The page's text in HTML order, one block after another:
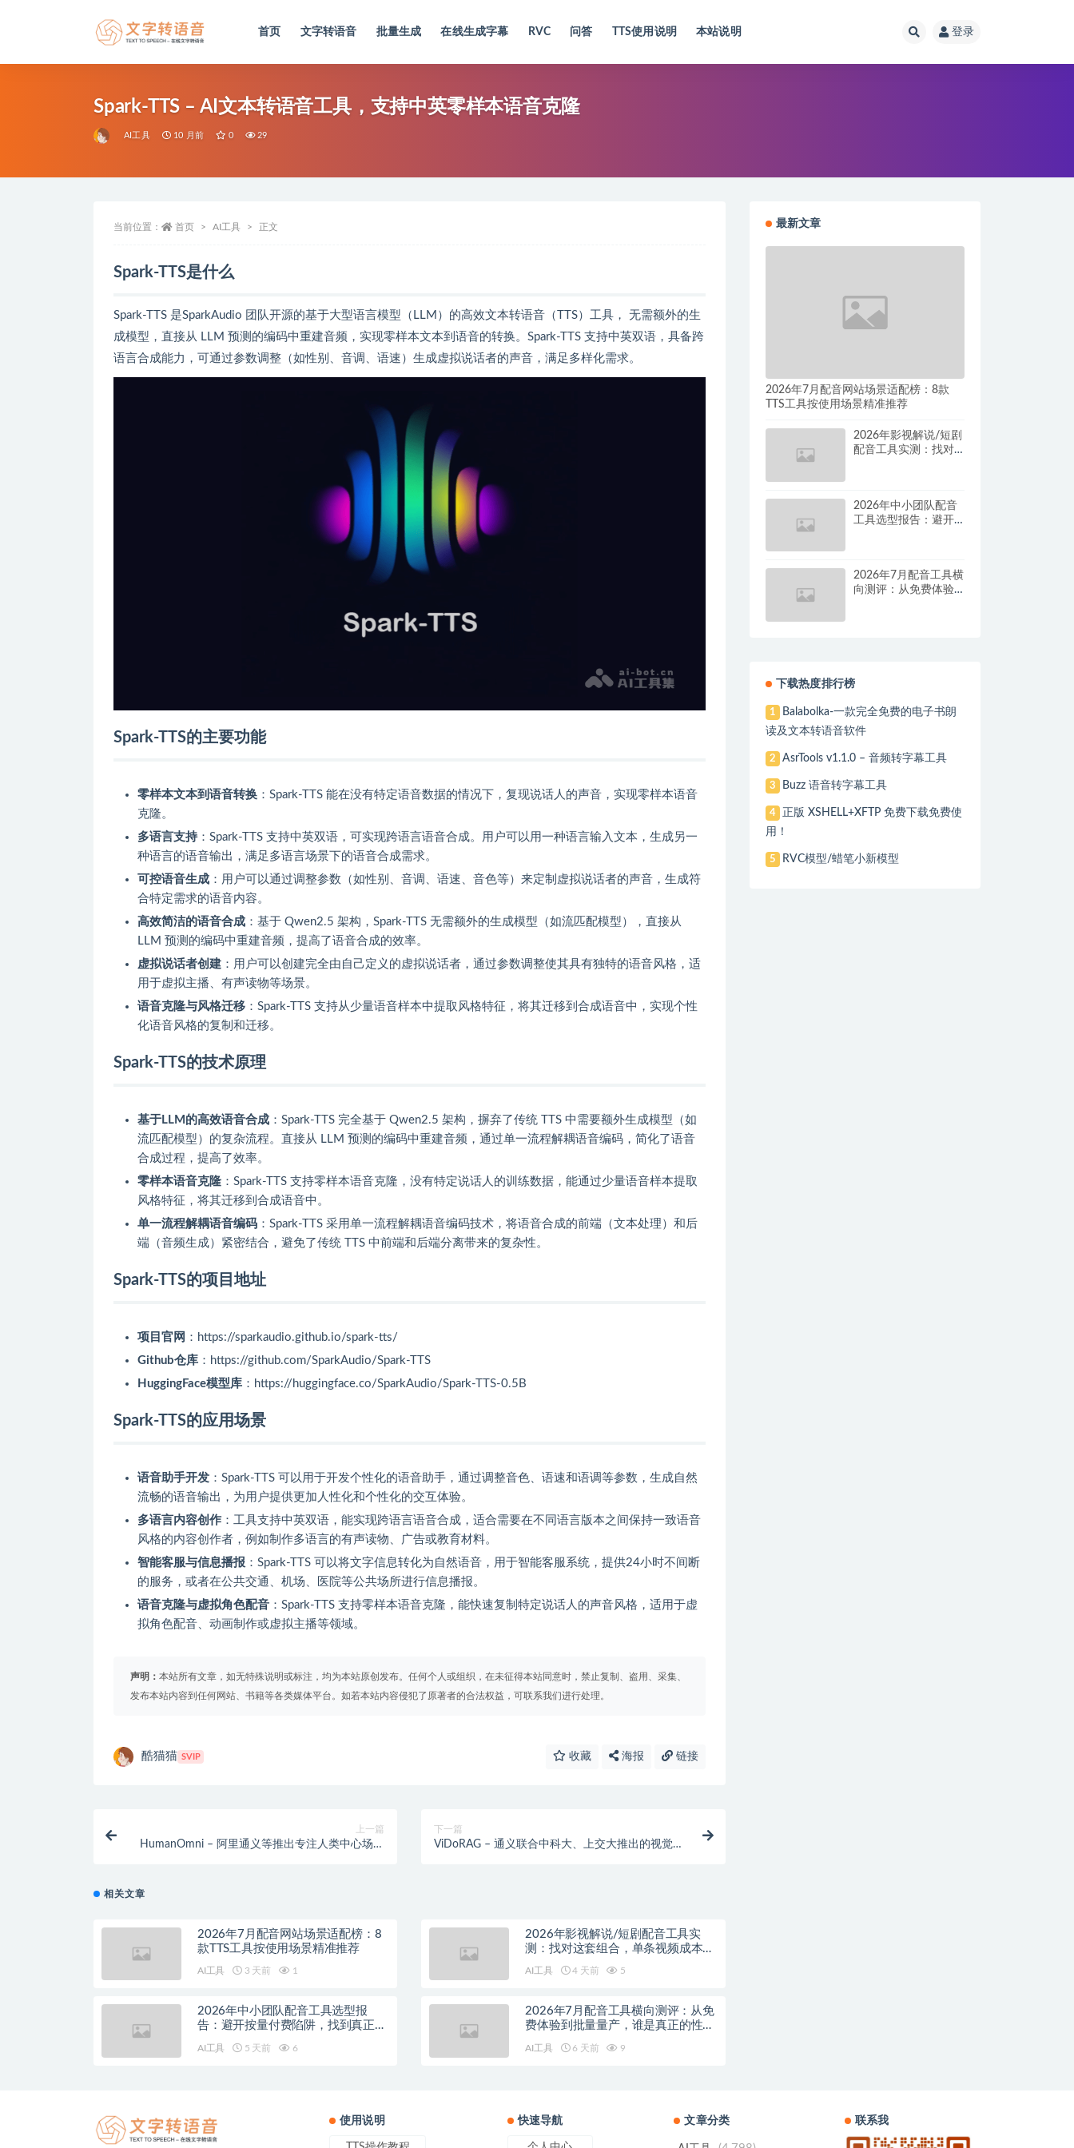
首页 文字转语音 批量生成 在线生成字幕 RVC 问答 TTS使用说明 本站说明 登录
Spark-TTS – AI文本转语音工具，支持中英零样本语音克隆
AI工具 10 月前 0 29
当前位置： 首页 AI工具 正文
Spark-TTS是什么
Spark-TTS 是SparkAudio 团队开源的基于大型语言模型（LLM）的高效文本转语音（TTS）工具， 无需额外的生
成模型，直接从 LLM 预测的编码中重建音频，实现零样本文本到语音的转换。Spark-TTS 支持中英双语，具备跨
语言合成能力，可通过参数调整（如性别、音调、语速）生成虚拟说话者的声音，满足多样化需求。
Spark-TTS的主要功能
零样本文本到语音转换 ：Spark-TTS 能在没有特定语音数据的情况下，复现说话人的声音，实现零样本语音
克隆。
多语言支持：Spark-TTS 支持中英双语，可实现跨语言语音合成。用户可以用一种语言输入文本，生成另一
种语言的语音输出，满足多语言场景下的语音合成需求。
可控语音生成 ：用户可以通过调整参数（如性别、音调、语速、音色等）来定制虚拟说话者的声音，生成符
合特定需求的语音内容。
高效简洁的语音合成 ：基于 Qwen2.5 架构，Spark-TTS 无需额外的生成模型（如流匹配模型），直接从
LLM 预测的编码中重建音频，提高了语音合成的效率。
虚拟说话者创建 ：用户可以创建完全由自己定义的虚拟说话者，通过参数调整使其具有独特的语音风格，适
用于虚拟主播、有声读物等场景。
语音克隆与风格迁移 ：Spark-TTS 支持从少量语音样本中提取风格特征，将其迁移到合成语音中，实现个性
化语音风格的复制和迁移。
Spark-TTS的技术原理
基于LLM的高效语音合成 ：Spark-TTS 完全基于 Qwen2.5 架构，摒弃了传统 TTS 中需要额外生成模型（如
流匹配模型）的复杂流程。直接从 LLM 预测的编码中重建音频，通过单一流程解耦语音编码，简化了语音
合成过程，提高了效率。
零样本语音克隆 ：Spark-TTS 支持零样本语音克隆，没有特定说话人的训练数据，能通过少量语音样本提取
风格特征，将其迁移到合成语音中。
单一流程解耦语音编码 ：Spark-TTS 采用单一流程解耦语音编码技术，将语音合成的前端（文本处理）和后
端（音频生成）紧密结合，避免了传统 TTS 中前端和后端分离带来的复杂性。
Spark-TTS的项目地址
项目官网 ：https://sparkaudio.github.io/spark-tts/
Github仓库 ：https://github.com/SparkAudio/Spark-TTS
HuggingFace模型库 ：https://huggingface.co/SparkAudio/Spark-TTS-0.5B
Spark-TTS的应用场景
语音助手开发 ：Spark-TTS 可以用于开发个性化的语音助手，通过调整音色、语速和语调等参数，生成自然
流畅的语音输出，为用户提供更加人性化和个性化的交互体验。
多语言内容创作 ：工具支持中英双语，能实现跨语言语音合成，适合需要在不同语言版本之间保持一致语音
风格的内容创作者，例如制作多语言的有声读物、广告或教育材料。
智能客服与信息播报 ：Spark-TTS 可以将文字信息转化为自然语音，用于智能客服系统，提供24小时不间断
的服务，或者在公共交通、机场、医院等公共场所进行信息播报。
语音克隆与虚拟角色配音 ：Spark-TTS 支持零样本语音克隆，能快速复制特定说话人的声音风格，适用于虚
拟角色配音、动画制作或虚拟主播等领域。
声明： 本站所有文章，如无特殊说明或标注，均为本站原创发布。任何个人或组织，在未征得本站同意时，禁止复制、盗用、采集、
发布本站内容到任何网站、书籍等各类媒体平台。如若本站内容侵犯了原著者的合法权益，可联系我们进行处理。
酷猫猫 SVIP 收藏 海报 链接
上一篇
HumanOmni – 阿里通义等推出专注人类中心场景
下一篇
ViDoRAG – 通义联合中科大、上交大推出的视觉文
相关文章
2026年7月配音网站场景适配榜：8
款TTS工具按使用场景精准推荐
AI工具 3 天前 1
2026年影视解说/短剧配音工具实
测：找对这套组合，单条视频成本直
AI工具 4 天前 5
2026年中小团队配音工具选型报
告：避开按量付费陷阱，找到真正的
AI工具 5 天前 6
2026年7月配音工具横向测评：从免
费体验到批量量产，谁是真正的性价
AI工具 6 天前 9
最新文章
2026年7月配音网站场景适配榜：8款
TTS工具按使用场景精准推荐
2026年影视解说/短剧
配音工具实测：找对
2026年中小团队配音
工具选型报告：避开
2026年7月配音工具横
向测评：从免费体验
下载热度排行榜
1
Balabolka-一款完全免费的电子书朗
读及文本转语音软件
2 AsrTools v1.1.0 – 音频转字幕工具
3 Buzz 语音转字幕工具
4
正版 XSHELL+XFTP 免费下载免费使
用！
5 RVC模型/蜡笔小新模型
使用说明 快速导航 文章分类 联系我